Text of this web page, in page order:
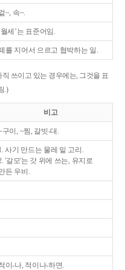
~, 속~.
월세’는 표준어임.
를 지어서 으르고 협박하는 일.
쓰이고 있는 경우에는, 그것을 표
.)
비고
구이, ~찜, 갈빗-대.
사기 만드는 물레 밑 고리.
'갈모'는 갓 위에 쓰는, 유지로
든 우비.
이-나, 적이나-하면.